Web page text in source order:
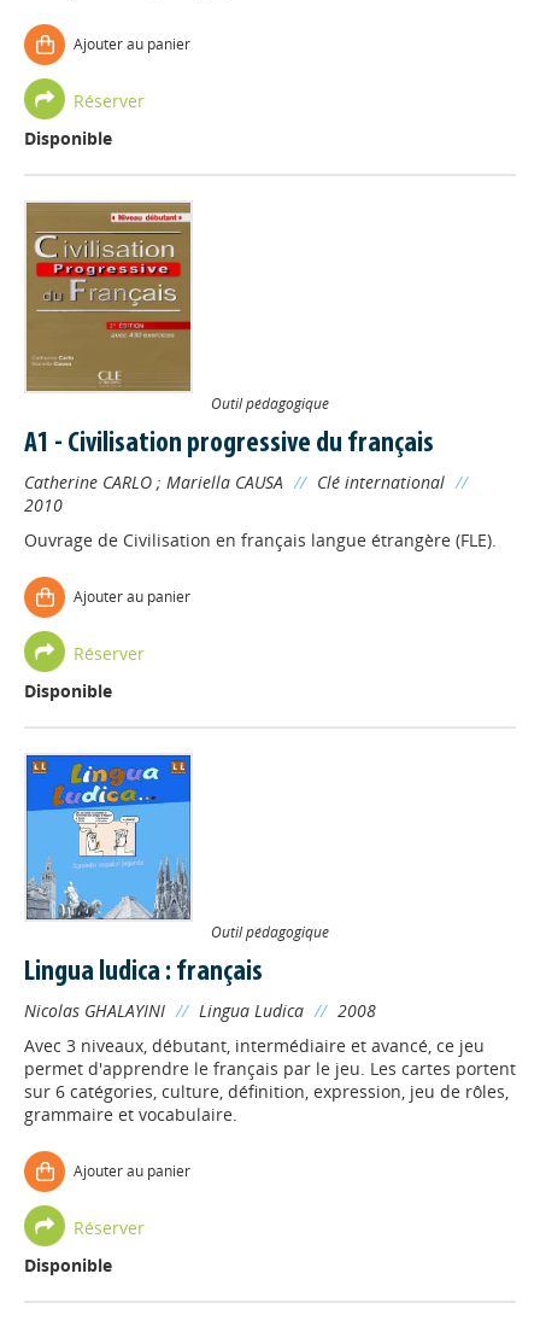
Ajouter au panier
Réserver
Disponible
Outil pédagogique
A1 - Civilisation progressive du français
Catherine CARLO ; Mariella CAUSA // Clé international //
2010
Ouvrage de Civilisation en français langue étrangère (FLE).
Ajouter au panier
Réserver
Disponible
Outil pédagogique
Lingua ludica : français
Nicolas GHALAYINI // Lingua Ludica // 2008
Avec 3 niveaux, débutant, intermédiaire et avancé, ce jeu
permet d'apprendre le français par le jeu. Les cartes portent
sur 6 catégories, culture, définition, expression, jeu de rôles,
grammaire et vocabulaire.
Ajouter au panier
Réserver
Disponible